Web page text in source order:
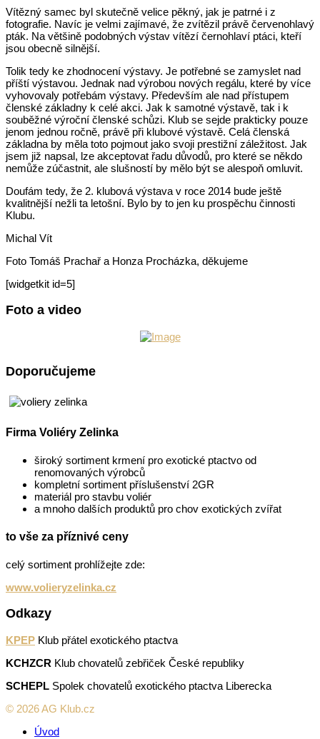
Vítězný samec byl skutečně velice pěkný, jak je patrné i z
fotografie. Navíc je velmi zajímavé, že zvítězil právě červenohlavý
pták. Na většině podobných výstav vítězí černohlaví ptáci, kteří
jsou obecně silnější.
Tolik tedy ke zhodnocení výstavy. Je potřebné se zamyslet nad
příští výstavou. Jednak nad výrobou nových regálu, které by více
vyhovovaly potřebám výstavy. Především ale nad přístupem
členské základny k celé akci. Jak k samotné výstavě, tak i k
souběžné výroční členské schůzi. Klub se sejde prakticky pouze
jenom jednou ročně, právě při klubové výstavě. Celá členská
základna by měla toto pojmout jako svoji prestižní záležitost. Jak
jsem již napsal, lze akceptovat řadu důvodů, pro které se někdo
nemůže zúčastnit, ale slušností by mělo být se alespoň omluvit.
Doufám tedy, že 2. klubová výstava v roce 2014 bude ještě
kvalitnější nežli ta letošní. Bylo by to jen ku prospěchu činnosti
Klubu.
Michal Vít
Foto Tomáš Prachař a Honza Procházka, děkujeme
[widgetkit id=5]
Foto a video
Doporučujeme
Firma Voliéry Zelinka
široký sortiment krmení pro exotické ptactvo od
renomovaných výrobců
kompletní sortiment příslušenství 2GR
materiál pro stavbu voliér
a mnoho dalších produktů pro chov exotických zvířat
to vše za příznivé ceny
celý sortiment prohlížejte zde:
www.volieryzelinka.cz
Odkazy
KPEP Klub přátel exotického ptactva
KCHZCR Klub chovatelů zebřiček České republiky
SCHEPL Spolek chovatelů exotického ptactva Liberecka
© 2026 AG Klub.cz
Úvod